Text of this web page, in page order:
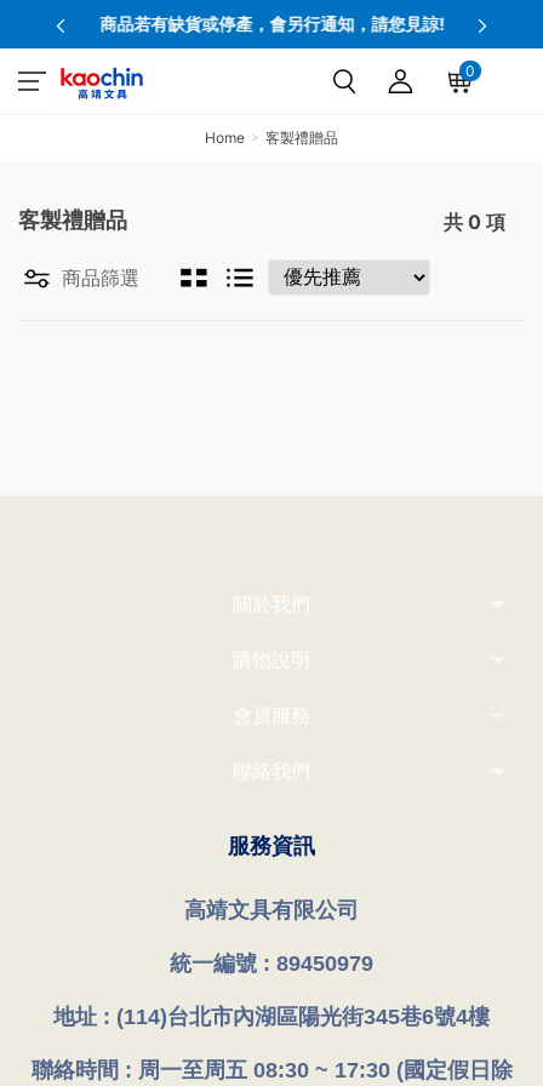
商品若有缺貨或停產，會另行通知，請您見諒!
0
Home 客製禮贈品
客製禮贈品 共 0 項
商品篩選
關於我們
購物說明
會員服務
聯絡我們
服務資訊
高靖文具有限公司
統一編號 : 89450979
地址 : (114)台北市內湖區陽光街345巷6號4樓
聯絡時間 : 周一至周五 08:30 ~ 17:30 (國定假日除